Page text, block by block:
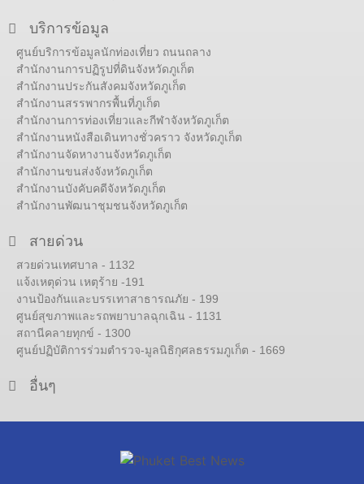
บริการข้อมูล
ศูนย์บริการข้อมูลนักท่องเที่ยว ถนนถลาง
สำนักงานการปฏิรูปที่ดินจังหวัดภูเก็ต
สำนักงานประกันสังคมจังหวัดภูเก็ต
สำนักงานสรรพากรพื้นที่ภูเก็ต
สำนักงานการท่องเที่ยวและกีฬาจังหวัดภูเก็ต
สำนักงานหนังสือเดินทางชั่วคราว จังหวัดภูเก็ต
สำนักงานจัดหางานจังหวัดภูเก็ต
สำนักงานขนส่งจังหวัดภูเก็ต
สำนักงานบังคับคดีจังหวัดภูเก็ต
สำนักงานพัฒนาชุมชนจังหวัดภูเก็ต
สายด่วน
สวยด่วนเทศบาล - 1132
แจ้งเหตุด่วน เหตุร้าย -191
งานป้องกันและบรรเทาสาธารณภัย - 199
ศูนย์สุขภาพและรถพยาบาลฉุกเฉิน - 1131
สถานีคลายทุกข์ - 1300
ศูนย์ปฏิบัติการร่วมตำรวจ-มูลนิธิกุศลธรรมภูเก็ต - 1669
อื่นๆ